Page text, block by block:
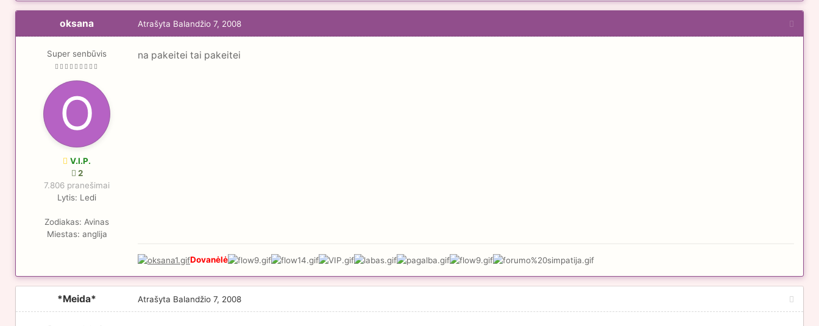
oksana
Super senbūvis
V.I.P.
2
7.806 pranešimai
Lytis: Ledi
Zodiakas: Avinas
Miestas: anglija
Atrašyta Balandžio 7, 2008
na pakeitei tai pakeitei
Dovanėlė
*Meida* Atrašyta Balandžio 7, 2008